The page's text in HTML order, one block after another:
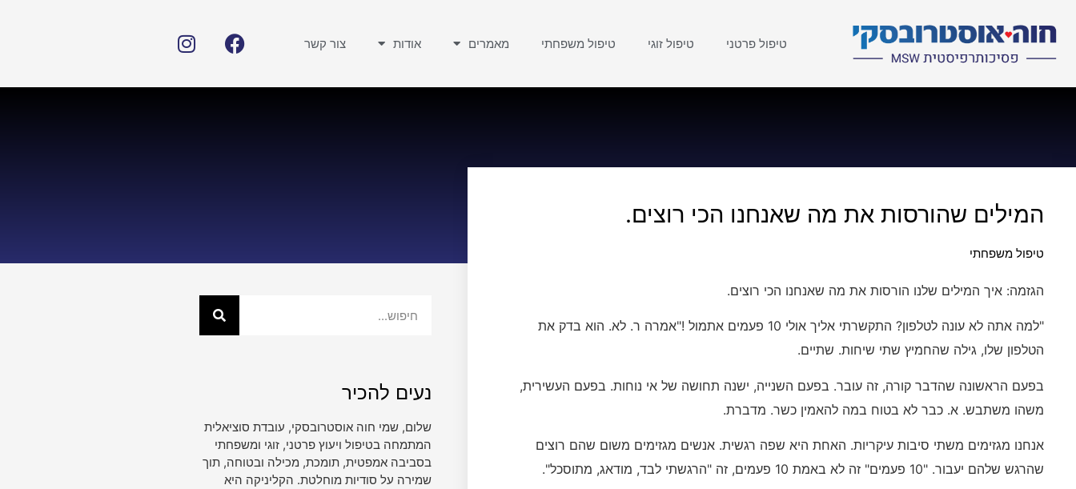
טיפול פרטני טיפול זוגי טיפול משפחתי מאמרים אודות צור קשר
המילים שהורסות את מה שאנחנו הכי רוצים.
טיפול משפחתי
הגזמה: איך המילים שלנו הורסות את מה שאנחנו הכי רוצים.
"למה אתה לא עונה לטלפון? התקשרתי אליך אולי 10 פעמים אתמול !"אמרה ר. לא. הוא בדק את
הטלפון שלו, גילה שהחמיץ שתי שיחות. שתיים.
בפעם הראשונה שהדבר קורה, זה עובר. בפעם השנייה, ישנה תחושה של אי נוחות. בפעם העשירית,
משהו משתבש. א. כבר לא בטוח במה להאמין כשר. מדברת.
אנחנו מגזימים משתי סיבות עיקריות. האחת היא שפה רגשית. אנשים מגזימים משום שהם רוצים
שהרגש שלהם יעבור. "10 פעמים" זה לא באמת 10 פעמים, זה "הרגשתי לבד, מודאג, מתוסכל".
נעים להכיר
שלום, שמי חוה אוסטרובסקי, עובדת סוציאלית
המתמחה בטיפול ויעוץ פרטני, זוגי ומשפחתי
בסביבה אמפטית, תומכת, מכילה ובטוחה, תוך
שמירה על סודיות מוחלטת. הקליניקה היא